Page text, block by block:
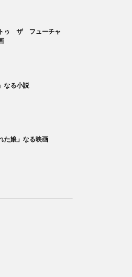
ゥ ザ フューチャ
なる小説
た娘」なる映画